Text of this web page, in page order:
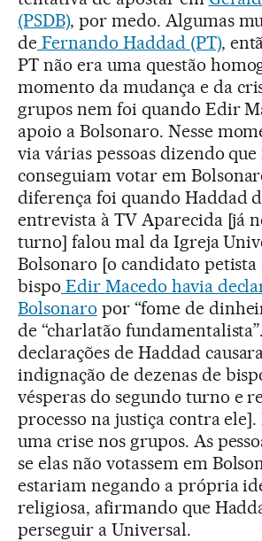
(PSDB), por medo. Algumas
deFernando Haddad (PT),
PT não era uma questão
momento da mudança e da
grupos nem foi quando Edir
apoio a Bolsonaro. Nesse
via várias pessoas dizendo que
conseguiam votar em
diferença foi quando Haddad
entrevista à TV Aparecida [já
turno] falou mal da Igreja
Bolsonaro [o candidato
bispo Edir Macedo havia
Bolsonaro por “fome de
de “charlatão
declarações de Haddad
indignação de dezenas de
vésperas do segundo turno e
processo na justiça contra ele].
uma crise nos grupos. As
se elas não votassem em
estariam negando a própria
religiosa, afirmando que
perseguir a Universal.